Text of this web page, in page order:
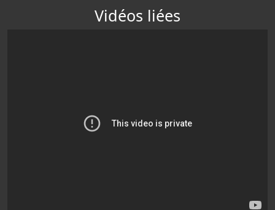
Vidéos liées